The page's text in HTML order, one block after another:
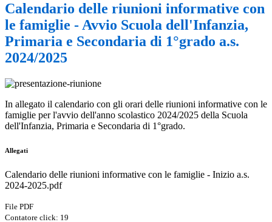
Calendario delle riunioni informative con
le famiglie - Avvio Scuola dell'Infanzia,
Primaria e Secondaria di 1°grado a.s.
2024/2025
In allegato il calendario con gli orari delle riunioni informative con le
famiglie per l'avvio dell'anno scolastico 2024/2025 della Scuola
dell'Infanzia, Primaria e Secondaria di 1°grado.
Allegati
Calendario delle riunioni informative con le famiglie - Inizio a.s.
2024-2025.pdf
File PDF
Contatore click: 19